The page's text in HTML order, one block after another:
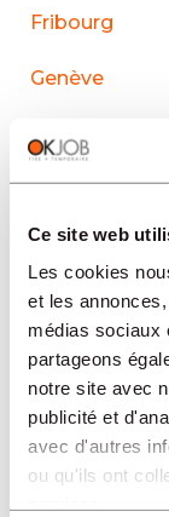
Ce site web
Les cookies
et les
médias sociaux
partageons
notre site avec
publicité et
avec d'autres
ou qu'ils ont
Fribourg
Genève
La Chaux-de-
Lausanne
Le Sentier
Neuchâtel
Soleure
Yverdon-les-
Aarau